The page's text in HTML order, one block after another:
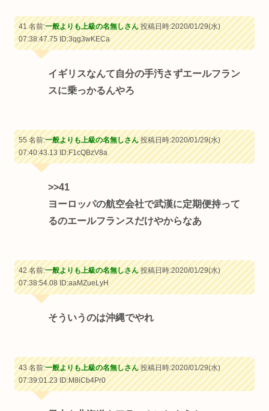
41 名前:一般よりも上級の名無しさん投稿日時:2020/01/29(水)
07:38:47.75ID:3qg3wKECa
イギリスなんて自分の手汚さずエールフラン
スに乗っかるんやろ
55 名前:一般よりも上級の名無しさん投稿日時:2020/01/29(水)
07:40:43.13ID:F1cQBzV8a
>>41
ヨーロッパの航空会社で武漢に定期便持って
るのエールフランスだけやからなあ
42 名前:一般よりも上級の名無しさん投稿日時:2020/01/29(水)
07:38:54.08ID:aaMZueLyH
そういうのは沖縄でやれ
43 名前:一般よりも上級の名無しさん投稿日時:2020/01/29(水)
07:39:01.23ID:M8iCb4Pr0